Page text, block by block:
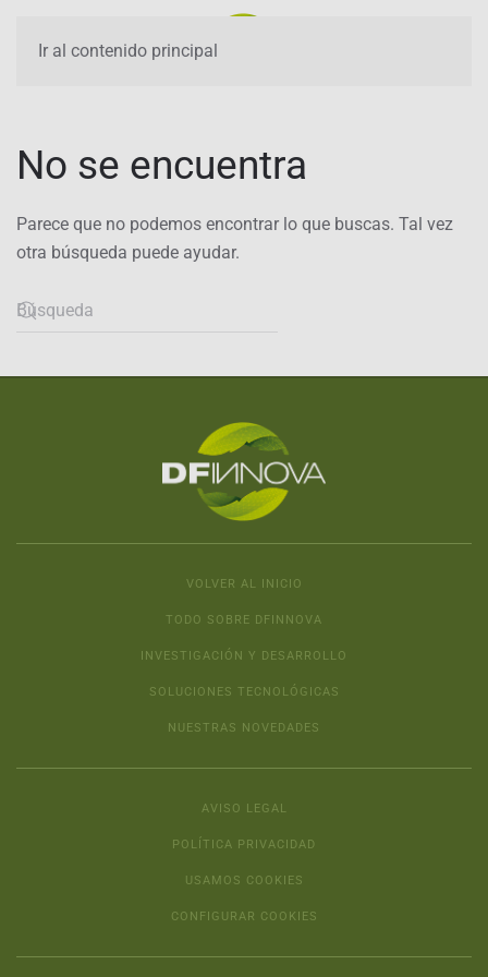
Ir al contenido principal
No se encuentra
Parece que no podemos encontrar lo que buscas. Tal vez
otra búsqueda puede ayudar.
VOLVER AL INICIO
TODO SOBRE DFINNOVA
INVESTIGACIÓN Y DESARROLLO
SOLUCIONES TECNOLÓGICAS
NUESTRAS NOVEDADES
AVISO LEGAL
POLÍTICA PRIVACIDAD
USAMOS COOKIES
CONFIGURAR COOKIES